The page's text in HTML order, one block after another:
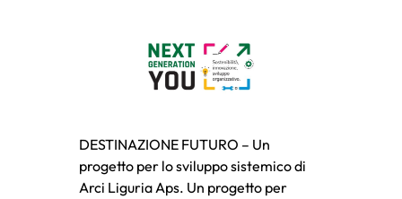
DESTINAZIONE FUTURO – Un
progetto per lo sviluppo sistemico di
Arci Liguria Aps. Un progetto per